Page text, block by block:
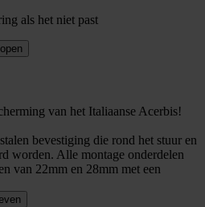
als het niet past
van het Italiaanse Acerbis!
bevestiging die rond het stuur en
worden. Alle montage onderdelen
van 22mm en 28mm met een